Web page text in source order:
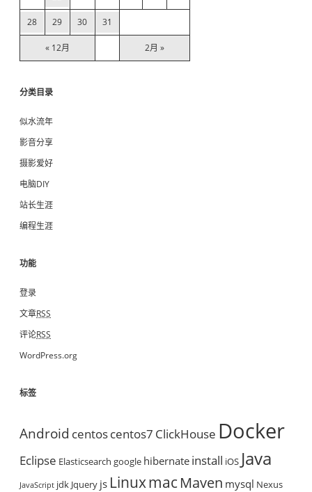
r
« 12月 2月 »
28 29 30 31
分类目录
似水流年
影音分享
摄影爱好
电脑DIY
站长生涯
编程生涯
功能
登录
文章RSS
评论RSS
WordPress.org
标签
Android centoscentos7 ClickHouse Docker
Eclipse Elasticsearch google hibernate install iOS Java
JavaScript jdk Jquery js LinuxmacMaven mysql Nexus